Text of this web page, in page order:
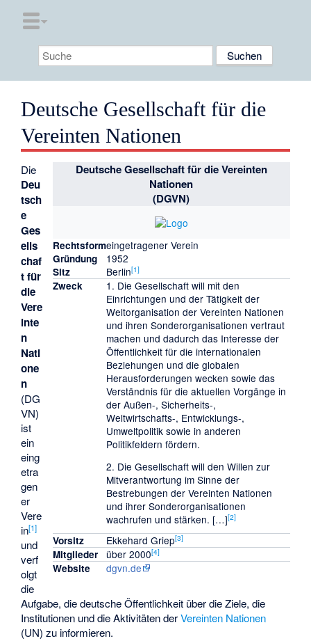
Deutsche Gesellschaft für die
Vereinten Nationen
Deutsche Gesellschaft für die Vereinten
Nationen
(DGVN)
Rechtsformeingetragener Verein
Gründung 1952
Sitz Berlin[1]
Zweck
1. Die Gesellschaft will mit den
Einrichtungen und der Tätigkeit der
Weltorganisation der Vereinten Nationen
und ihren Sonderorganisationen vertraut
machen und dadurch das Interesse der
Öffentlichkeit für die internationalen
Beziehungen und die globalen
Herausforderungen wecken sowie das
Verständnis für die aktuellen Vorgänge in
der Außen-, Sicherheits-,
Weltwirtschafts-, Entwicklungs-,
Umweltpolitik sowie in anderen
Politikfeldern fördern.
2. Die Gesellschaft will den Willen zur
Mitverantwortung im Sinne der
Bestrebungen der Vereinten Nationen
und ihrer Sonderorganisationen
wachrufen und stärken. […][2]
Vorsitz Ekkehard Griep[3]
Mitglieder über 2000[4]
Website dgvn.de
Die
Deu
tsch
e
Ges
ells
chaf
t für
die
Vere
inte
n
Nati
one
n
(DG
VN)
ist
ein
eing
etra
gen
er
Vere
in[1]
und
verf
olgt
die
Aufgabe, die deutsche Öffentlichkeit über die Ziele, die
Institutionen und die Aktivitäten derVereinten Nationen
(UN) zu informieren.